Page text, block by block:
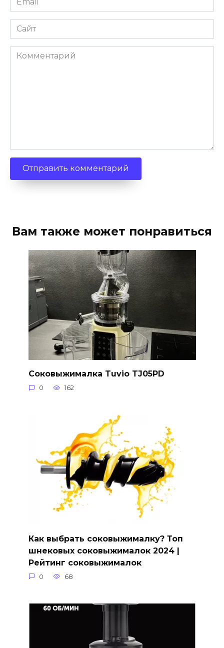
Сайт
Комментарий
Вам также может понравиться
Соковыжималка Tuvio TJ05PD
0 162
Как выбрать соковыжималку? Топ
шнековых соковыжималок 2024 |
Рейтинг соковыжималок
0 68